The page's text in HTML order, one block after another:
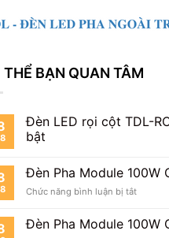
THỂ BẠN QUAN TÂM
Đèn LED rọi cột TDL-
bật
Đèn Pha Module 100W
Chức năng bình luận bị tắtở
Pha
Module
Đèn Pha Module 100W